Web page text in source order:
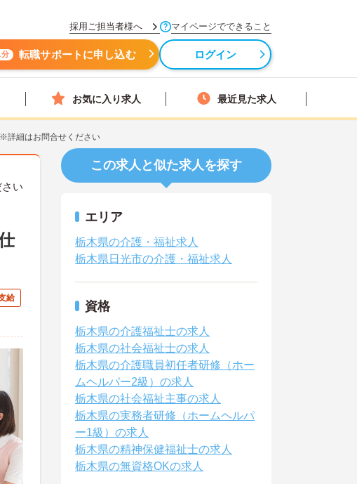
採用ご担当者様へ マイページでできること
転職サポートに申し込む ログイン
お気に入り求人 最近見た求人
細はお問合せください
い
給
この求人と似た求人を探す
エリア
栃木県の介護・福祉求人
栃木県日光市の介護・福祉求人
資格
栃木県の介護福祉士の求人
栃木県の社会福祉士の求人
栃木県の介護職員初任者研修（ホー
ムヘルパー2級）の求人
栃木県の社会福祉主事の求人
栃木県の実務者研修（ホームヘルパ
ー1級）の求人
栃木県の精神保健福祉士の求人
栃木県の無資格OKの求人